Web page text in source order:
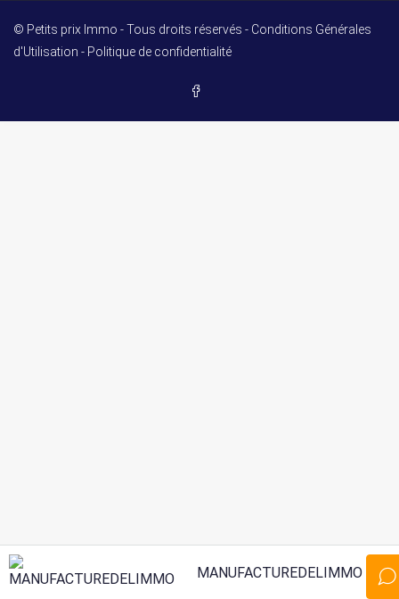
© Petits prix Immo - Tous droits réservés - Conditions Générales
d'Utilisation - Politique de confidentialité
MANUFACTUREDELIMMO